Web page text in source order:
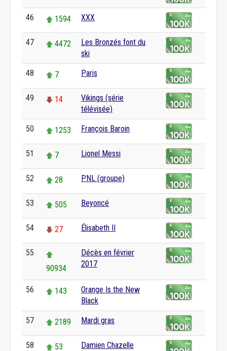
46 1594 XXX
47 4472
Les Bronzés font du
ski
48 7 Paris
49 14
Vikings (série
télévisée)
50 1253 François Baroin
51 7 Lionel Messi
52 28 PNL (groupe)
53 505 Beyoncé
54 27 Élisabeth II
55
90934
Décès en février
2017
56 143
Orange Is the New
Black
57 2189 Mardi gras
58 53 Damien Chazelle